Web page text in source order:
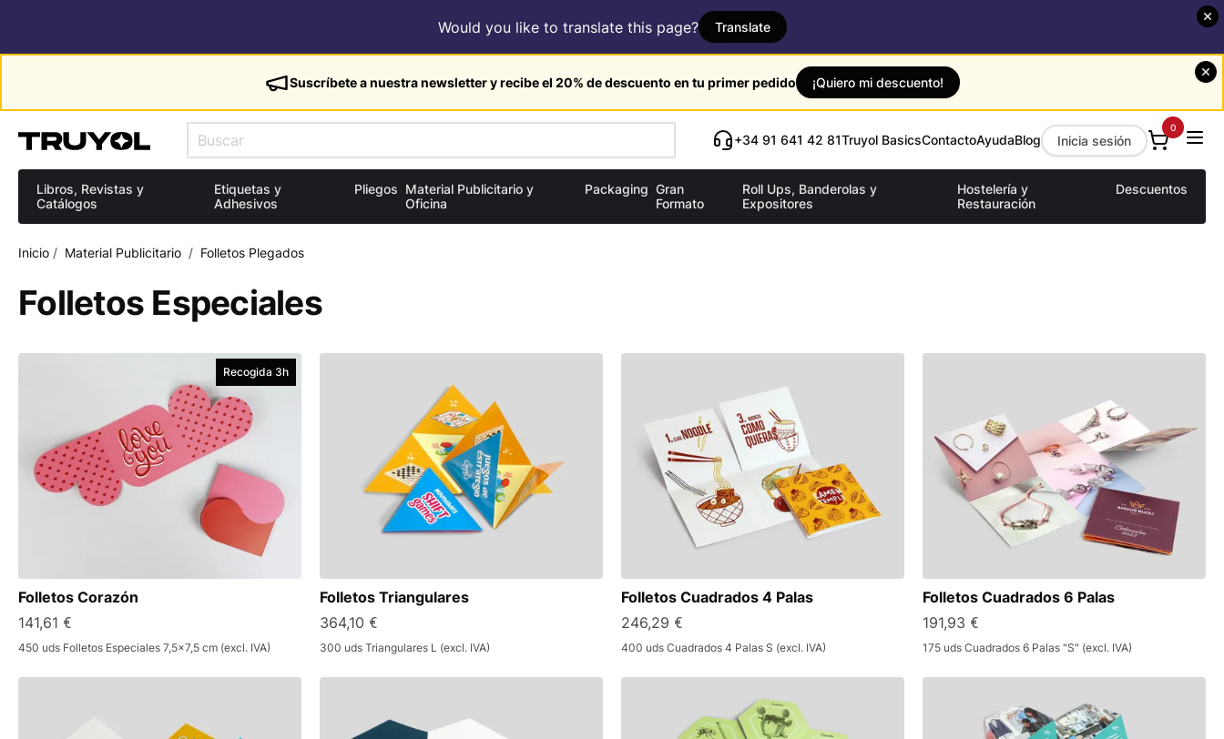
Would you like to translate this page? Translate
Suscríbete a nuestra newsletter y recibe el 20% de descuento en tu primer pedido ¡Quiero mi descuento!
+34 91 641 42 81Truyol BasicsContactoAyudaBlog Inicia sesión
0
Libros, Revistas y
Catálogos
Etiquetas y
Adhesivos
Pliegos Material Publicitario y
Oficina
Packaging Gran
Formato
Roll Ups, Banderolas y
Expositores
Hostelería y
Restauración
Descuentos
Inicio / Material Publicitario / Folletos Plegados
Folletos Especiales
Recogida 3h
Folletos Corazón
141,61 €
450 uds Folletos Especiales 7,5x7,5 cm (excl. IVA)
Folletos Triangulares
364,10 €
300 uds Triangulares L (excl. IVA)
Folletos Cuadrados 4 Palas
246,29 €
400 uds Cuadrados 4 Palas S (excl. IVA)
Folletos Cuadrados 6 Palas
191,93 €
175 uds Cuadrados 6 Palas "S" (excl. IVA)